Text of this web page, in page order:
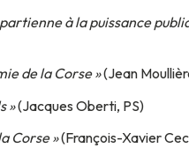
à la puissance
de la Corse »(Jean
»(Jacques Oberti, PS)
Corse »(François-Xavier